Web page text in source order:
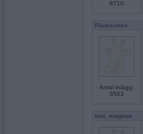
8710
Päckschen
Antal inlägg:
3583
moi_magnus